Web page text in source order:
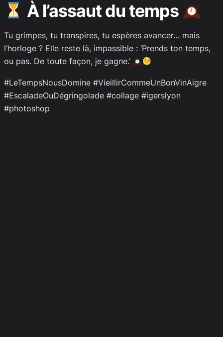
À l’assaut du temps
Tu grimpes, tu transpires, tu espères avancer… mais
l’horloge ? Elle reste là, impassible : ‘Prends ton temps,
ou pas. De toute façon, je gagne.’
#LeTempsNousDomine #VieillirCommeUnBonVinAigre
#EscaladeOuDégringolade #collage #igerslyon
#photoshop